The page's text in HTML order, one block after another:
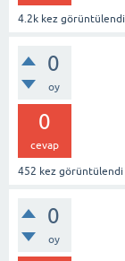
4.2k kez görüntülendi
0
oy
0
cevap
452 kez görüntülendi
0
oy